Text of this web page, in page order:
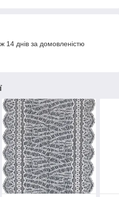
14 днів за домовленістю